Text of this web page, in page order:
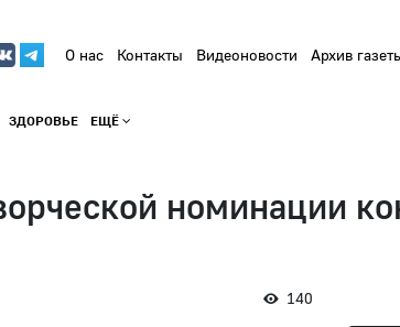
О нас Контакты Видеоновости Архив
ЗДОРОВЬЕ ЕЩЁ
номинации
140